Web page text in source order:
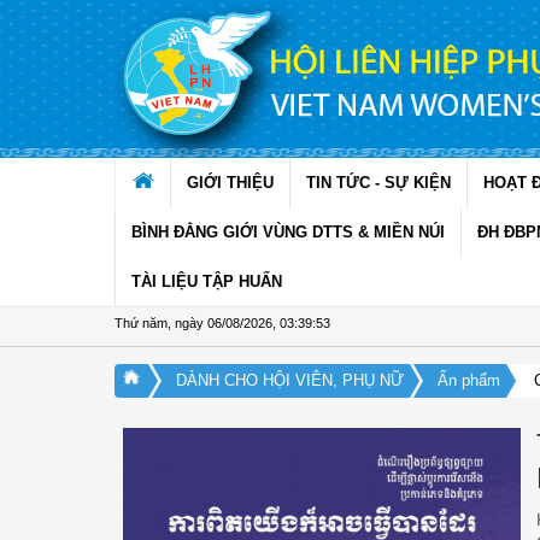
Truy cập nội dung luôn
GIỚI THIỆU TIN TỨC - SỰ KIỆN HOẠT
BÌNH ĐẲNG GIỚI VÙNG DTTS & MIỀN NÚI ĐH
TÀI LIỆU TẬP HUẤN
Thứ năm, ngày 06/08/2026 03:39:53
DÀNH CHO HỘI VIÊN, PHỤ NỮ Ấn phẩm